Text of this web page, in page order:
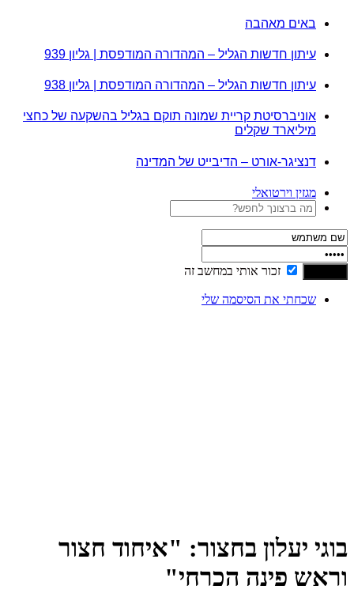
באים מאהבה
עיתון חדשות הגליל – המהדורה המודפסת | גליון 939
עיתון חדשות הגליל – המהדורה המודפסת | גליון 938
אוניברסיטת קריית שמונה תוקם בגליל בהשקעה של כחצי
מיליארד שקלים
דנציגר-אורט – הדיבייט של המדינה
מגזין וירטואלי
זכור אותי במחשב זה
שכחתי את הסיסמה שלי
בוגי יעלון בחצור: "איחוד חצור
וראש פינה הכרחי"